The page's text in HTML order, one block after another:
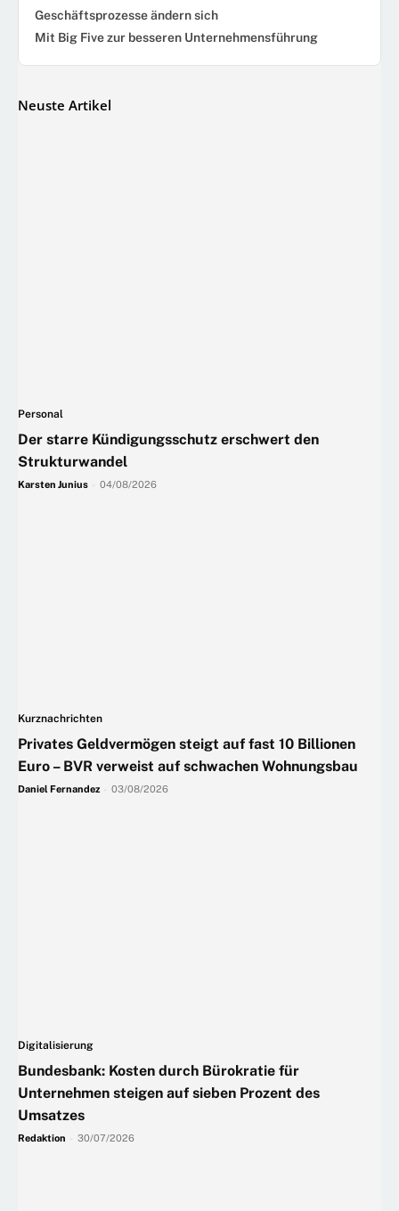
Geschäftsprozesse ändern sich
Mit Big Five zur besseren Unternehmensführung
Neuste Artikel
Personal
Der starre Kündigungsschutz erschwert den
Strukturwandel
Karsten Junius 04/08/2026
Kurznachrichten
Privates Geldvermögen steigt auf fast 10 Billionen
Euro – BVR verweist auf schwachen Wohnungsbau
Daniel Fernandez 03/08/2026
Digitalisierung
Bundesbank: Kosten durch Bürokratie für
Unternehmen steigen auf sieben Prozent des
Umsatzes
Redaktion 30/07/2026